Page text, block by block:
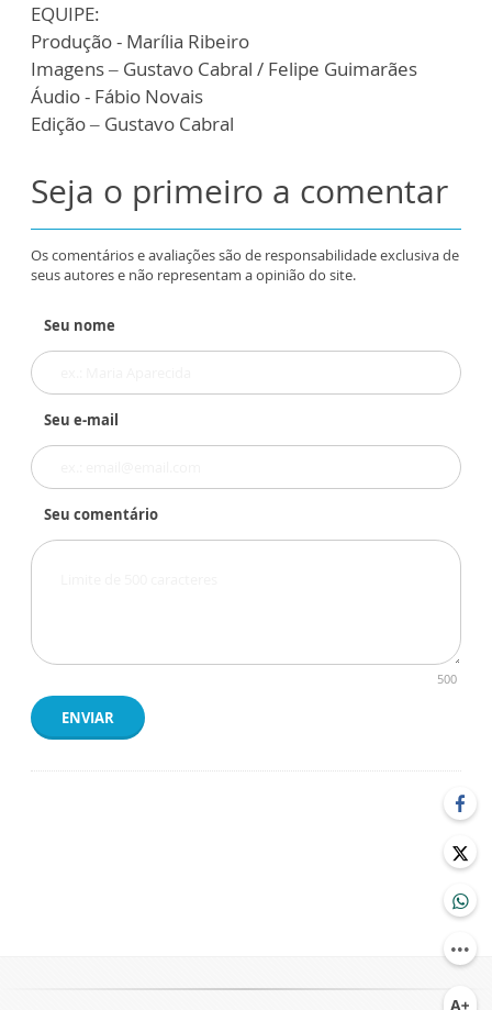
EQUIPE:
Produção - Marília Ribeiro
Imagens – Gustavo Cabral / Felipe Guimarães
Áudio - Fábio Novais
Edição – Gustavo Cabral
Seja o primeiro a comentar
Os comentários e avaliações são de responsabilidade exclusiva de
seus autores e não representam a opinião do site.
Seu nome
Seu e-mail
Seu comentário
500
ENVIAR